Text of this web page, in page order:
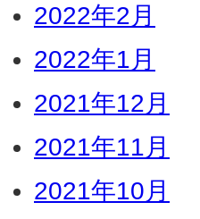
2022年2月
2022年1月
2021年12月
2021年11月
2021年10月